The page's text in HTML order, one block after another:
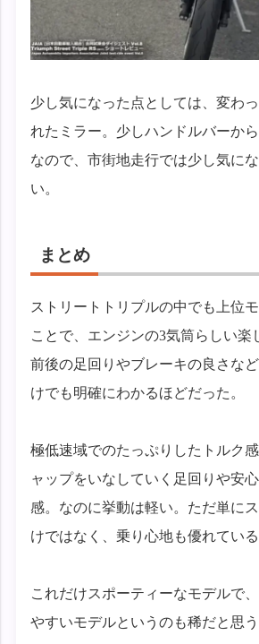
少し気になった点としては、変わ
れたミラー。少しハンドルバーか
なので、市街地走行では少し気に
い。
まとめ
ストリートトリプルの中でも上位
ことで、エンジンの3気筒らしい楽
前後の足回りやブレーキの良さな
けでも明確にわかるほどだった。
極低速域でのたっぷりしたトルク
ャップをいなしていく足回りや安
感。なのに挙動は軽い。ただ単に
けではなく、乗り心地も優れている
これだけスポーティーなモデルで
やすいモデルというのも稀だと思う